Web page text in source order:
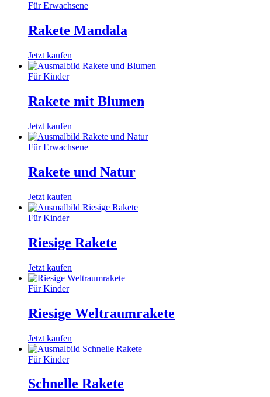
Für Erwachsene
Rakete Mandala
Jetzt kaufen
Für Kinder
Rakete mit Blumen
Jetzt kaufen
Für Erwachsene
Rakete und Natur
Jetzt kaufen
Für Kinder
Riesige Rakete
Jetzt kaufen
Für Kinder
Riesige Weltraumrakete
Jetzt kaufen
Für Kinder
Schnelle Rakete